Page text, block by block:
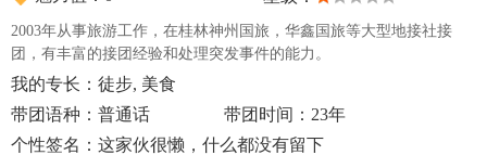
2003年从事旅游工作，在桂林神州国旅，华鑫国旅等大型地接社接
团，有丰富的接团经验和处理突发事件的能力。
我的专长：徒步, 美食
带团语种：普通话
带团时间：23年
个性签名：这家伙很懒，什么都没有留下